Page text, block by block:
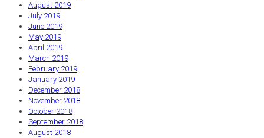
August 2019
July 2019
June 2019
May 2019
April 2019
March 2019
February 2019
January 2019
December 2018
November 2018
October 2018
September 2018
August 2018